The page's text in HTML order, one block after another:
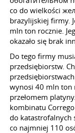
co do wielkości
brazylijskiej firmy.
mln ton rocznie.
okazało się brak
Do tego firmy
przedsiębiorstw.
wynosi 40 mln ton
przełomem
kombinatu
do katastrofalnych
co najmniej 110